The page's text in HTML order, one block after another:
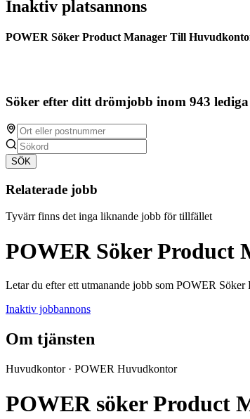
Inaktiv platsannons
POWER Söker Product Manager Till
Söker efter ditt drömjobb inom 943
SÖK
Relaterade jobb
Tyvärr finns det inga liknande jobb för tillfället
POWER Söker Product
Letar du efter ett utmanande jobb som POWER
Inaktiv jobbannons
Om tjänsten
Huvudkontor · POWER Huvudkontor
POWER söker Product